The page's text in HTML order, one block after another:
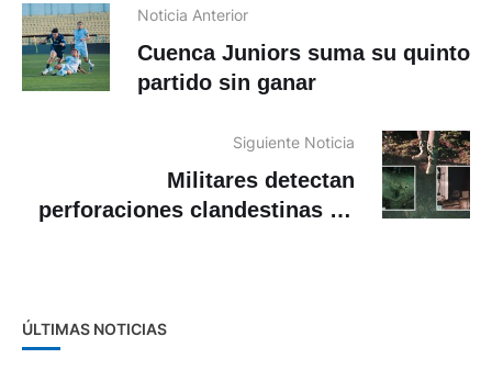
Noticia Anterior
Cuenca Juniors suma su quinto
partido sin ganar
Siguiente Noticia
Militares detectan
perforaciones clandestinas en
ÚLTIMAS NOTICIAS